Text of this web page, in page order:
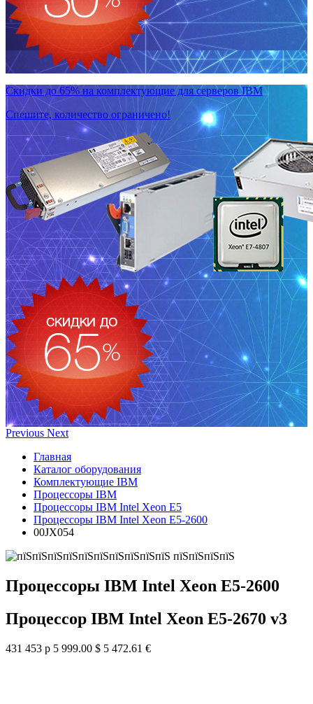
Скидки до 65% на комплектующие для серверов IBM
Спешите, количество ограничено!
Previous Next
Главная
Каталог оборудования
Комплектующие IBM
Процессоры IBM
Процессоры IBM Intel Xeon E5
Процессоры IBM Intel Xeon E5-2600
00JX054
Процессоры IBM Intel Xeon E5-2600
Процессор IBM Intel Xeon E5-2670 v3
431 453 р 5 999.00 $ 5 472.61 €